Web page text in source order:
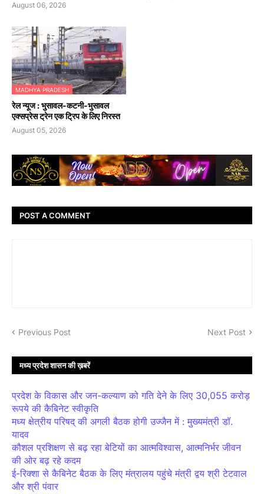
August 06, 2026
MADHYA PRADESH
रेल न्यूज : भुसावल-कटनी-भुसावल
एक्सप्रेस ट्रेन एक ट्रिप के लिए निरस्त
August 05, 2026
POST A COMMENT
Previous Post Next Post
मध्य प्रदेश शासन की ख़बरें
प्रदेश के विकास और जन-कल्याण को गति देने के लिए 30,055 करोड़
रूपये की कैबिनेट स्वीकृति
मध्य क्षेत्रीय परिषद् की अगली बैठक होगी उज्जैन में : मुख्यमंत्री डॉ.
यादव
कौशल प्रशिक्षण से बढ़ रहा बेटियों का आत्मविश्वास, आत्मनिर्भर जीवन
की ओर बढ़ रहे कदम
ई-रिक्शा से कैबिनेट बैठक के लिए मंत्रालय पहुंचे मंत्री द्वय श्री टेटवाल
और श्री पंवार